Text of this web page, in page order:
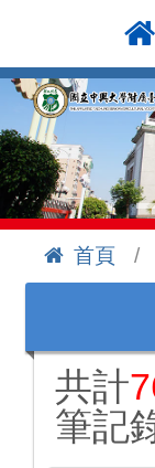
到
要
內
容
區
首頁
共計
筆記